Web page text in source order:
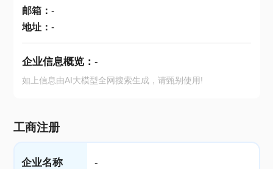
邮箱： -
地址： -
企业信息概览： -
如上信息由AI大模型全网搜索生成，请甄别使用!
工商注册
企业名称 -